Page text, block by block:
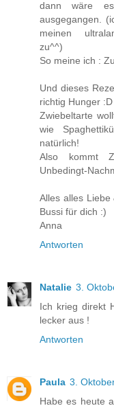
dann wäre
ausgegangen.
meinen
zu^^)
So meine ich :
Und dieses
richtig Hunger :D
Zwiebeltarte
wie
natürlich!
Also kommt
Unbedingt-
Alles alles
Bussi für dich :)
Anna
Antworten
Natalie 3.
Ich krieg direkt
lecker aus !
Antworten
Paula 3.
Habe es heute